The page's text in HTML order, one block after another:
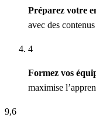
Préparez votre
avec des
4
Formez vos
maximise
9,6